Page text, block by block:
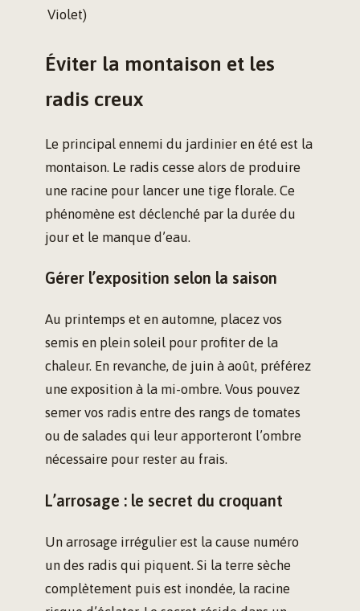
Violet)
Éviter la montaison et les
radis creux
Le principal ennemi du jardinier en été est la
montaison. Le radis cesse alors de produire
une racine pour lancer une tige florale. Ce
phénomène est déclenché par la durée du
jour et le manque d’eau.
Gérer l’exposition selon la saison
Au printemps et en automne, placez vos
semis en plein soleil pour profiter de la
chaleur. En revanche, de juin à août, préférez
une exposition à la mi-ombre. Vous pouvez
semer vos radis entre des rangs de tomates
ou de salades qui leur apporteront l’ombre
nécessaire pour rester au frais.
L’arrosage : le secret du croquant
Un arrosage irrégulier est la cause numéro
un des radis qui piquent. Si la terre sèche
complètement puis est inondée, la racine